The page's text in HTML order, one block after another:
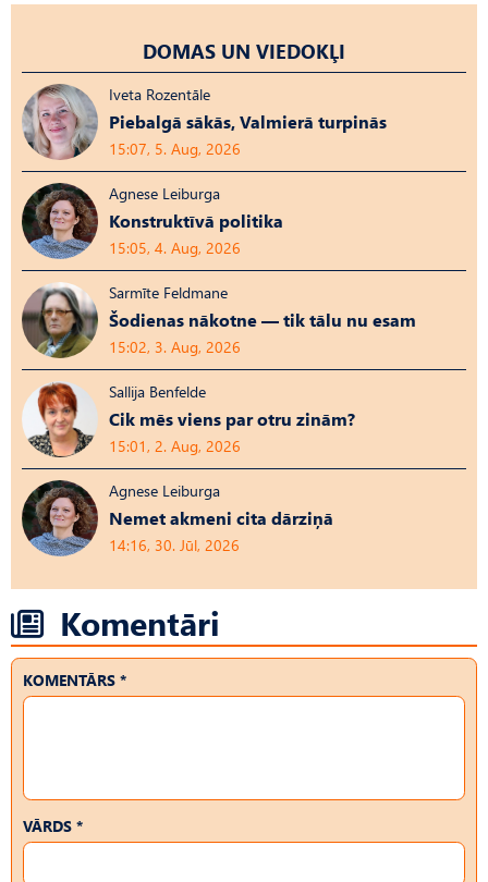
DOMAS UN VIEDOKĻI
Iveta Rozentāle
Piebalgā sākās, Valmierā turpinās
15:07, 5. Aug, 2026
Agnese Leiburga
Konstruktīvā politika
15:05, 4. Aug, 2026
Sarmīte Feldmane
Šodienas nākotne — tik tālu nu esam
15:02, 3. Aug, 2026
Sallija Benfelde
Cik mēs viens par otru zinām?
15:01, 2. Aug, 2026
Agnese Leiburga
Nemet akmeni cita dārziņā
14:16, 30. Jūl, 2026
Komentāri
KOMENTĀRS *
VĀRDS *